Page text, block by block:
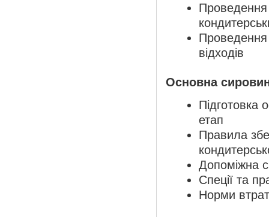
Проведення
Проведення
відходів
Основна
Підготовка
етап
Правила
Допоміжна
Спеції та
Норми втрат